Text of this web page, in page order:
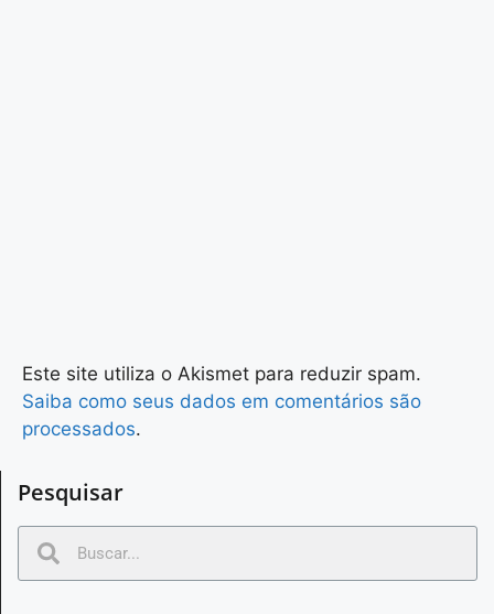
Este site utiliza o Akismet para reduzir spam.
Saiba como seus dados em comentários são
processados.
Pesquisar